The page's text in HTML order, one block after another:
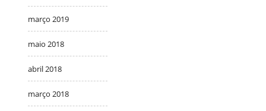
março 2019
maio 2018
abril 2018
março 2018